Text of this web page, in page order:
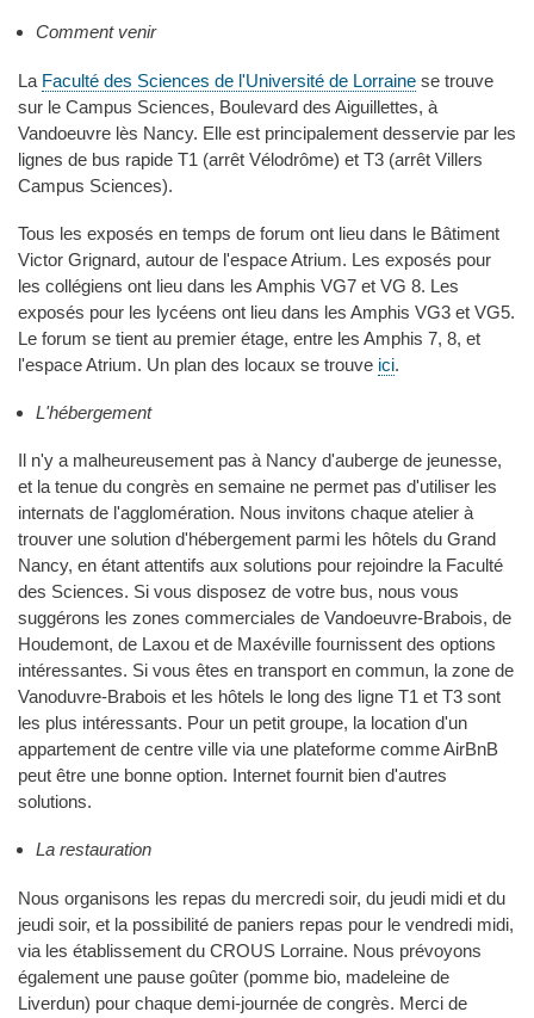
Comment venir
La Faculté des Sciences de l'Université de Lorraine se trouve
sur le Campus Sciences, Boulevard des Aiguillettes, à
Vandoeuvre lès Nancy. Elle est principalement desservie par les
lignes de bus rapide T1 (arrêt Vélodrôme) et T3 (arrêt Villers
Campus Sciences).
Tous les exposés en temps de forum ont lieu dans le Bâtiment
Victor Grignard, autour de l'espace Atrium. Les exposés pour
les collégiens ont lieu dans les Amphis VG7 et VG 8. Les
exposés pour les lycéens ont lieu dans les Amphis VG3 et VG5.
Le forum se tient au premier étage, entre les Amphis 7, 8, et
l'espace Atrium. Un plan des locaux se trouve ici.
L'hébergement
Il n'y a malheureusement pas à Nancy d'auberge de jeunesse,
et la tenue du congrès en semaine ne permet pas d'utiliser les
internats de l'agglomération. Nous invitons chaque atelier à
trouver une solution d'hébergement parmi les hôtels du Grand
Nancy, en étant attentifs aux solutions pour rejoindre la Faculté
des Sciences. Si vous disposez de votre bus, nous vous
suggérons les zones commerciales de Vandoeuvre-Brabois, de
Houdemont, de Laxou et de Maxéville fournissent des options
intéressantes. Si vous êtes en transport en commun, la zone de
Vanoduvre-Brabois et les hôtels le long des ligne T1 et T3 sont
les plus intéressants. Pour un petit groupe, la location d'un
appartement de centre ville via une plateforme comme AirBnB
peut être une bonne option. Internet fournit bien d'autres
solutions.
La restauration
Nous organisons les repas du mercredi soir, du jeudi midi et du
jeudi soir, et la possibilité de paniers repas pour le vendredi midi,
via les établissement du CROUS Lorraine. Nous prévoyons
également une pause goûter (pomme bio, madeleine de
Liverdun) pour chaque demi-journée de congrès. Merci de